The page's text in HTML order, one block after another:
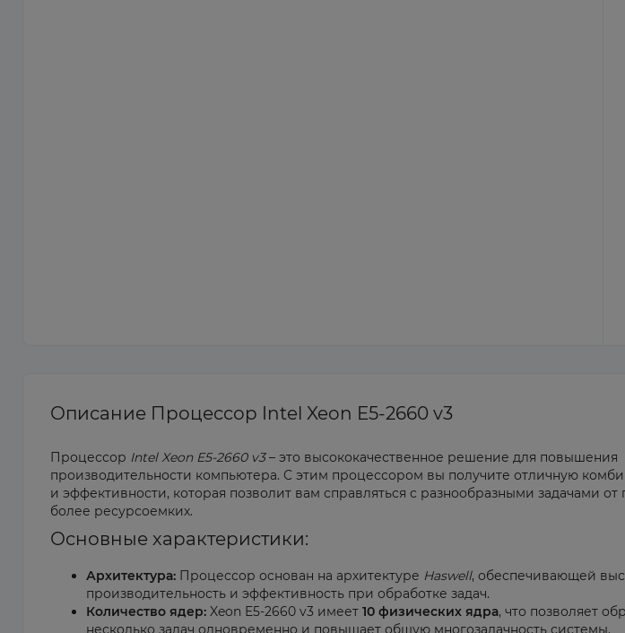
Описание Процессор Intel Xeon E5-2660 v3
Процессор Intel Xeon E5-2660 v3– это высококачественное решение для повышения
производительности компьютера. С этим процессором вы получите отличную
и эффективности, которая позволит вам справляться с разнообразными задачами от
более ресурсоемких.
Основные характеристики:
Архитектура: Процессор основан на архитектуре Haswell, обеспечивающей
производительность и эффективность при обработке задач.
Количество ядер: Xeon E5-2660 v3 имеет 10 физических ядра, что позволяет
несколько задач одновременно и повышает общую многозадачность системы.